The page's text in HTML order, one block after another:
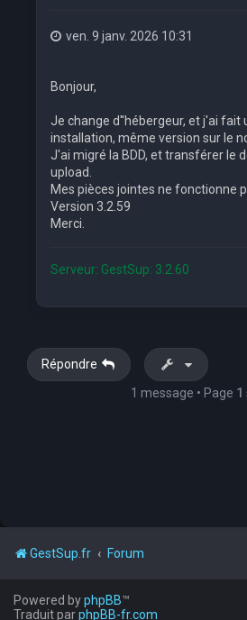
ven. 9 janv. 2026 10:31
Bonjour,
Je change d''hébergeur, et j'ai fait
installation, même version sur le
J'ai migré la BDD, et transférer le
upload.
Mes pièces jointes ne fonctionne
Version 3.2.59
Merci.
Serveur: GestSup: 3.2.60
Répondre
1 message • Page 1
GestSup.fr Forum
Powered byphpBB™
Traduit parphpBB-fr.com